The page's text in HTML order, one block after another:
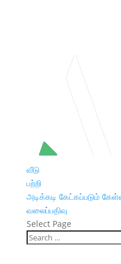
வீடு
பற்றி
அடிக்கடி கேட்கப்படும்
வலைப்பதிவு
Select Page